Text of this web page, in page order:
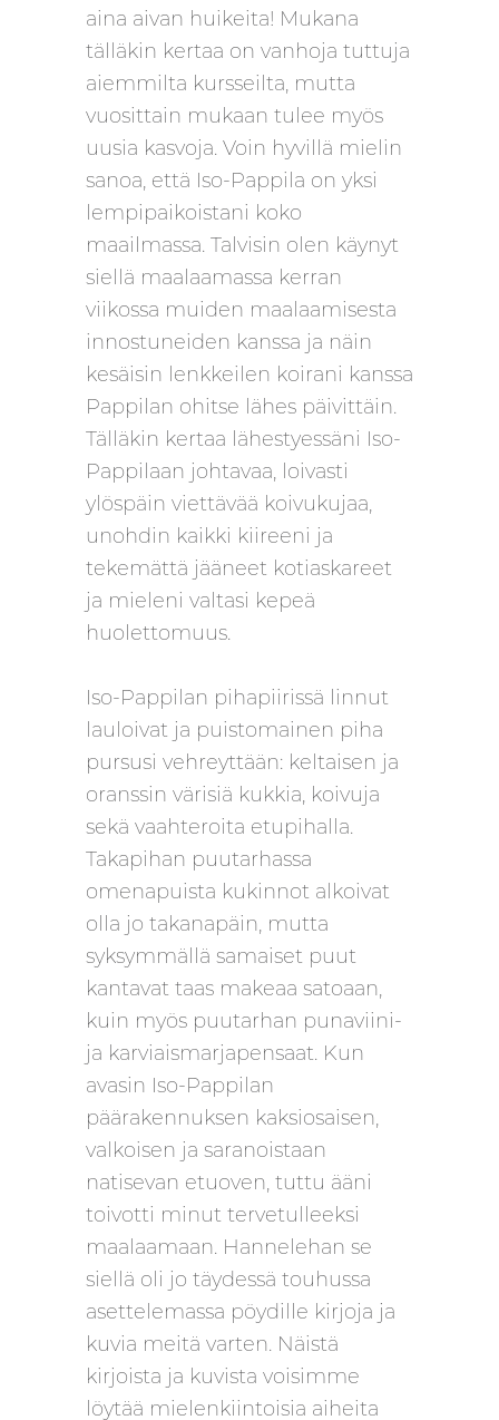
aina aivan huikeita! Mukana
tälläkin kertaa on vanhoja tuttuja
aiemmilta kursseilta, mutta
vuosittain mukaan tulee myös
uusia kasvoja. Voin hyvillä mielin
sanoa, että Iso-Pappila on yksi
lempipaikoistani koko
maailmassa. Talvisin olen käynyt
siellä maalaamassa kerran
viikossa muiden maalaamisesta
innostuneiden kanssa ja näin
kesäisin lenkkeilen koirani kanssa
Pappilan ohitse lähes päivittäin.
Tälläkin kertaa lähestyessäni Iso-
Pappilaan johtavaa, loivasti
ylöspäin viettävää koivukujaa,
unohdin kaikki kiireeni ja
tekemättä jääneet kotiaskareet
ja mieleni valtasi kepeä
huolettomuus.
Iso-Pappilan pihapiirissä linnut
lauloivat ja puistomainen piha
pursusi vehreyttään: keltaisen ja
oranssin värisiä kukkia, koivuja
sekä vaahteroita etupihalla.
Takapihan puutarhassa
omenapuista kukinnot alkoivat
olla jo takanapäin, mutta
syksymmällä samaiset puut
kantavat taas makeaa satoaan,
kuin myös puutarhan punaviini-
ja karviaismarjapensaat. Kun
avasin Iso-Pappilan
päärakennuksen kaksiosaisen,
valkoisen ja saranoistaan
natisevan etuoven, tuttu ääni
toivotti minut tervetulleeksi
maalaamaan. Hannelehan se
siellä oli jo täydessä touhussa
asettelemassa pöydille kirjoja ja
kuvia meitä varten. Näistä
kirjoista ja kuvista voisimme
löytää mielenkiintoisia aiheita